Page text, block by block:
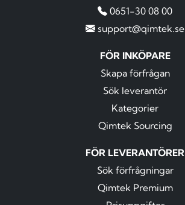
0651-30 08 00
support@qimtek.se
FÖR INKÖPARE
Skapa förfrågan
Sök leverantör
Kategorier
Qimtek Sourcing
FÖR LEVERANTÖRER
Sök förfrågningar
Qimtek Premium